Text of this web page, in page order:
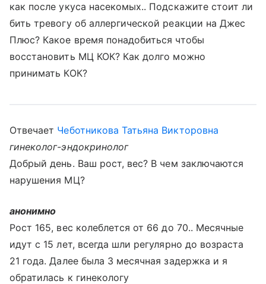
как после укуса насекомых.. Подскажите стоит ли
бить тревогу об аллергической реакции на Джес
Плюс? Какое время понадобиться чтобы
восстановить МЦ КОК? Как долго можно
принимать КОК?
Отвечает Чеботникова Татьяна Викторовна
гинеколог-эндокринолог
Добрый день. Ваш рост, вес? В чем заключаются
нарушения МЦ?
анонимно
Рост 165, вес колеблется от 66 до 70.. Месячные
идут с 15 лет, всегда шли регулярно до возраста
21 года. Далее была 3 месячная задержка и я
обратилась к гинекологу